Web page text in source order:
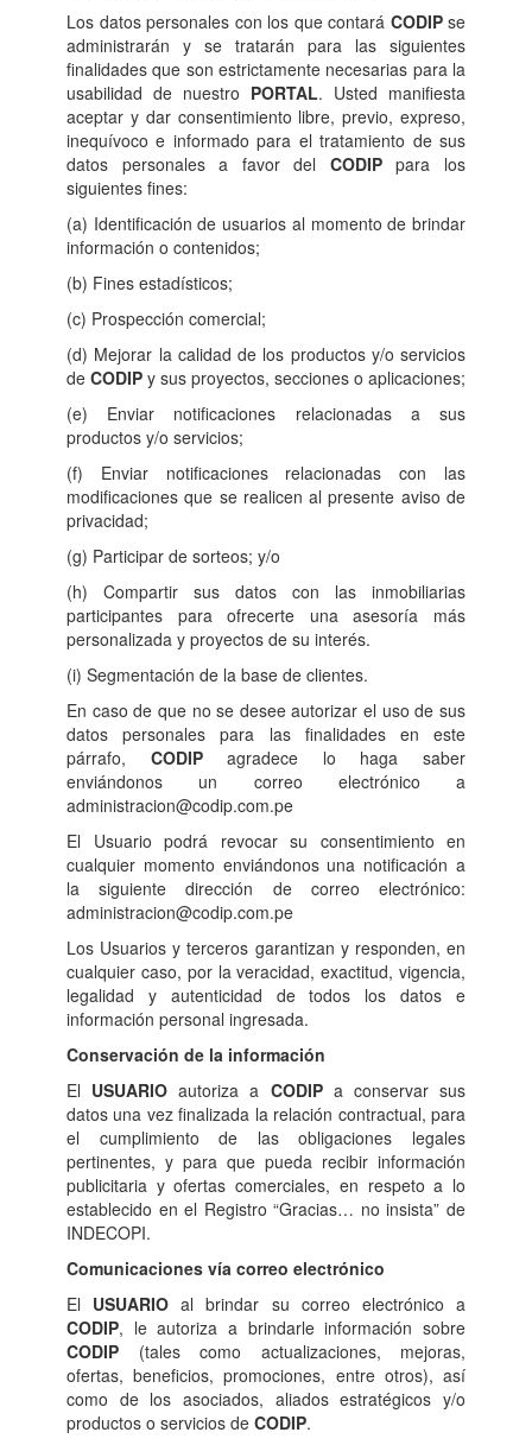
Los datos personales con los que contará CODIPse
administrarán y se tratarán para las siguientes
finalidades que son estrictamente necesarias para la
usabilidad de nuestro PORTAL. Usted manifiesta
aceptar y dar consentimiento libre, previo, expreso,
inequívoco e informado para el tratamiento de sus
datos personales a favor del CODIPpara los
siguientes fines:
(a) Identificación de usuarios al momento de brindar
información o contenidos;
(b) Fines estadísticos;
(c) Prospección comercial;
(d) Mejorar la calidad de los productos y/o servicios
de CODIP y sus proyectos, secciones o aplicaciones;
(e) Enviar notificaciones relacionadas a sus
productos y/o servicios;
(f) Enviar notificaciones relacionadas con las
modificaciones que se realicen al presente aviso de
privacidad;
(g) Participar de sorteos; y/o
(h) Compartir sus datos con las inmobiliarias
participantes para ofrecerte una asesoría más
personalizada y proyectos de su interés.
(i) Segmentación de la base de clientes.
En caso de que no se desee autorizar el uso de sus
datos personales para las finalidades en este
párrafo, CODIPagradece lo haga saber
enviándonos un correo electrónico a
administracion@codip.com.pe
El Usuario podrá revocar su consentimiento en
cualquier momento enviándonos una notificación a
la siguiente dirección de correo electrónico:
administracion@codip.com.pe
Los Usuarios y terceros garantizan y responden, en
cualquier caso, por la veracidad, exactitud, vigencia,
legalidad y autenticidad de todos los datos e
información personal ingresada.
Conservación de la información
El USUARIO autoriza a CODIPa conservar sus
datos una vez finalizada la relación contractual, para
el cumplimiento de las obligaciones legales
pertinentes, y para que pueda recibir información
publicitaria y ofertas comerciales, en respeto a lo
establecido en el Registro “Gracias… no insista” de
INDECOPI.
Comunicaciones vía correo electrónico
El USUARIO al brindar su correo electrónico a
CODIP, le autoriza a brindarle información sobre
CODIP (tales como actualizaciones, mejoras,
ofertas, beneficios, promociones, entre otros), así
como de los asociados, aliados estratégicos y/o
productos o servicios de CODIP.